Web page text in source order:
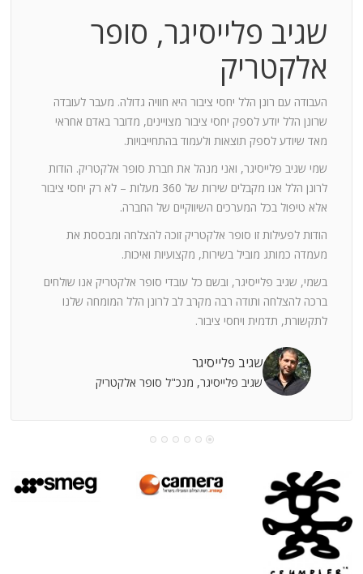
שגיב פלייסיגר, סופר
אלקטריק
העבודה עם רונן הלל יחסי ציבור היא חוויה גדולה. מעבר לעובדה
שרונן הלל יודע לספק יחסי ציבור מצויינים, מדובר באדם אחראי
מאד שיודע לספק תוצאות ולעמוד בהתחייבויות.
שמי שגיב פלייסיגר, ואני מנהל את חברת סופר אלקטריק. הודות
לרונן הלל אנו מקבלים שירות של 360 מעלות – לא רק יחסי ציבור
אלא טיפול בכל המערכים השיווקיים של החברה.
הודות לפעילות זו סופר אלקטריק זוכה להצלחה ומבססת את
מעמדה כמותג מוביל בשירות, מקצועיות ואיכות.
בשמי, שגיב פלייסיגר, ובשם כל עובדי סופר אלקטריק אנו שולחים
ברכה להצלחה ותודה רבה מקרב לב לרונן הלל המומחה שלנו
לתקשורת, תדמית ויחסי ציבור.
שגיב פלייסיגר
שגיב פלייסיגר, מנכ"ל סופר אלקטריק